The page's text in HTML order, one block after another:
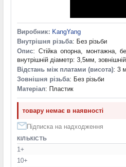
Виробник: KangYang
Внутрішня різьба: Без різьби
Опис: Стійка опорна, монтажна,
внутрішній діаметр: 3,5мм,
Відстань між платами (висота): 3
Зовнішня різьба: Без різьби
Матеріал: Пластик
товару немає в наявності
Підписка на надходження
КІЛЬКІСТЬ
1+
10+